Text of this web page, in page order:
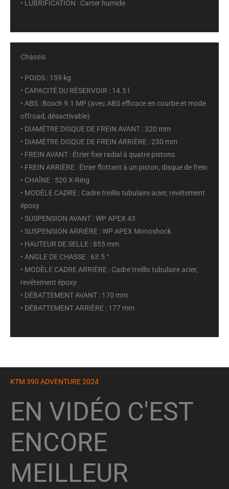
• LUBRIFICATION : Carter humide
Chassis
• POIDS : 159 kg
• CAPACITÉ DU RÉSERVOIR : 14.5 l
• ABS : Bosch 9.1 MP (avec ABS efficace en courbe et mode
offroad, désactivable)
• DIAMÈTRE DISQUE DE FREIN AVANT : 320 mm
• DIAMÈTRE DISQUE DE FREIN ARRIÈRE : 230 mm
• FREIN AVANT : Étrier fixe radial à quatre pistons
• FREIN ARRIÈRE : Étrier flottant à un piston, disque de frein
• CHAÎNE : 520 X-Ring
• MODÈLE CADRE : Cadre treillis tubulaire acier, revêtement
époxy
• SUSPENSION AVANT : WP APEX 43
• SUSPENSION ARRIÈRE : WP APEX Monoshock
• HAUTEUR DE SELLE : 855 mm
• ANGLE DE CHASSE : 63.5 °
• MODÈLE CADRE ARRIÈRE : Cadre treillis tubulaire acier,
revêtement époxy
• DÉBATTEMENT AVANT : 170 mm
• DÉBATTEMENT ARRIÈRE : 177 mm
KTM 390 ADVENTURE 2024
EN VIDÉO C'EST
ENCORE
MEILLEUR